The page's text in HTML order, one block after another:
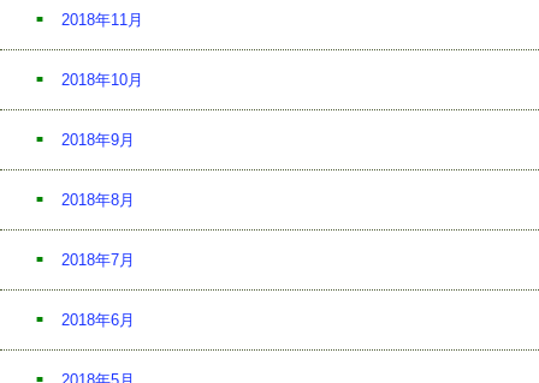
2018年11月
2018年10月
2018年9月
2018年8月
2018年7月
2018年6月